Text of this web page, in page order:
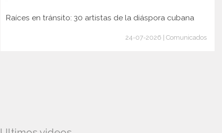
Raíces en tránsito: 30 artistas de la diáspora cubana
24-07-2026 | Comunicados